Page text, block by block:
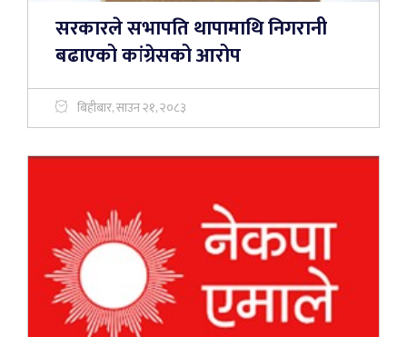
सरकारले सभापति थापामाथि निगरानी
बढाएको कांग्रेसको आरोप
बिहीबार, साउन २१, २०८३